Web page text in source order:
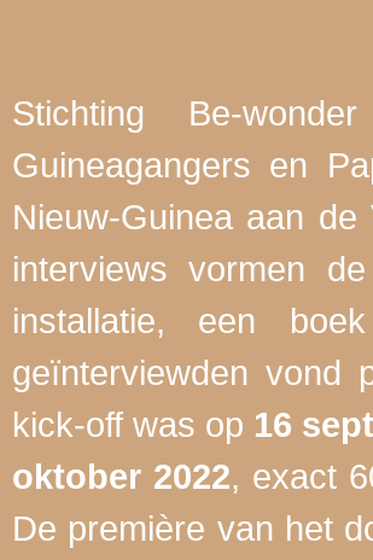
Stichting Be-
Guineagangers en
Nieuw-Guinea aan
interviews vormen
installatie, een
geïnterviewden vond
kick-off was op 16
oktober 2022, exact
De première van het